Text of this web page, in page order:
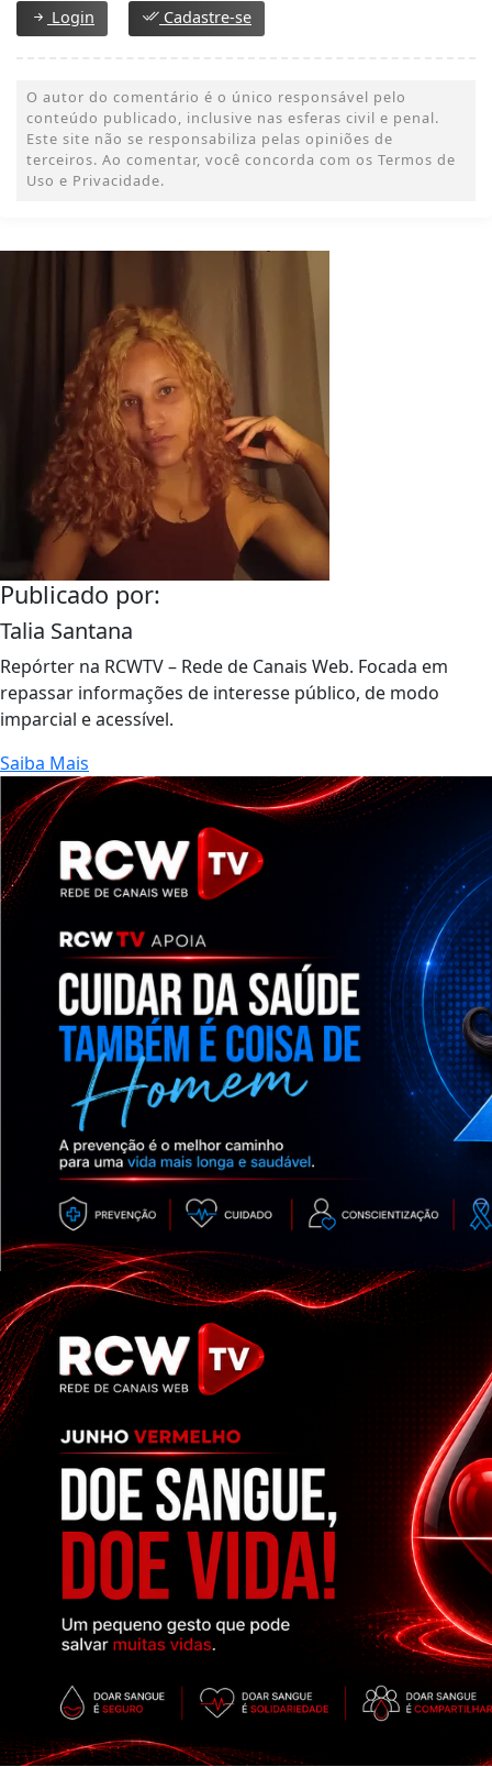
Login Cadastre-se
O autor do comentário é o único responsável pelo
conteúdo publicado, inclusive nas esferas civil e penal.
Este site não se responsabiliza pelas opiniões de
terceiros. Ao comentar, você concorda com os Termos de
Uso e Privacidade.
Publicado por:
Talia Santana
Repórter na RCWTV – Rede de Canais Web. Focada em
repassar informações de interesse público, de modo
imparcial e acessível.
Saiba Mais